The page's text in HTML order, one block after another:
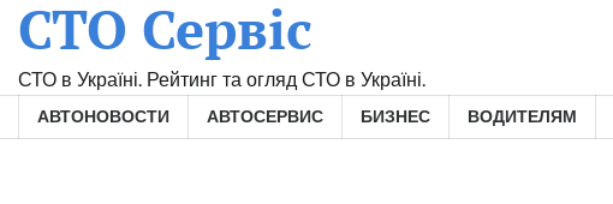
Skip
content
СТО Сервіс
СТО в Україні. Рейтинг та огляд СТО в Україні.
АВТОНОВОСТИ АВТОСЕРВИС БИЗНЕС ВОДИТЕЛЯМ